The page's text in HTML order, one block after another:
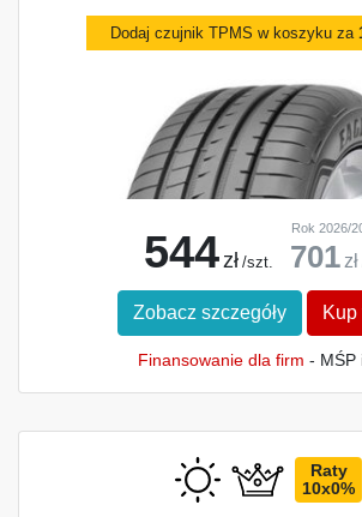
Dodaj czujnik TPMS w koszyku za
544 zł /szt.
Rok 2026/
701 zł
Zobacz szczegóły Kup
Finansowanie dla firm - MŚP
Raty
10x0%